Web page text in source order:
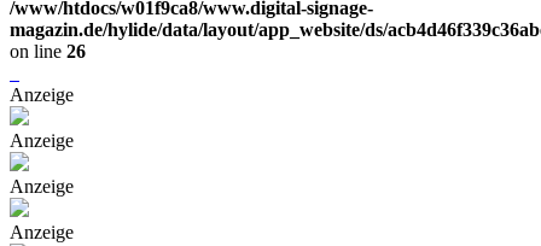
/www/htdocs/w01f9ca8/www.digital-signage-
magazin.de/hylide/data/layout/app_website/ds/
on line 26
Anzeige
Anzeige
Anzeige
Anzeige